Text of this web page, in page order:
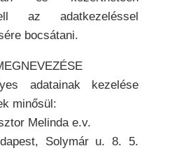
az adatkezeléssel
bocsátani.
adatainak kezelése
minősül:
Melinda e.v.
Solymár u. 8. 5.